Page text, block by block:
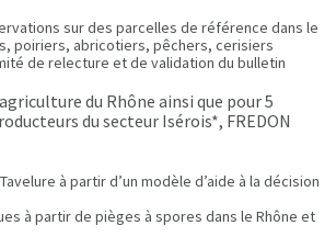
sur des parcelles de référence dans le
poiriers, abricotiers, pêchers, cerisiers
de relecture et de validation du bulletin
du Rhône ainsi que pour 5
du secteur Isérois*, FREDON
à partir d’un modèle d’aide à la décision
à partir de pièges à spores dans le Rhône et